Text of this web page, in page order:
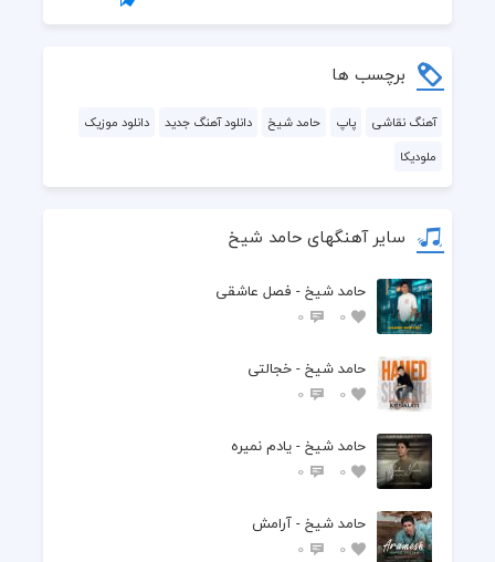
برچسب ها
آهنگ نقاشی پاپ حامد شیخ دانلود آهنگ جدید
دانلود موزیک
ملودیکا
سایر آهنگهای حامد شیخ
حامد شیخ - فصل عاشقی
0
0
حامد شیخ - خجالتی
0
0
حامد شیخ - یادم نمیره
0
0
حامد شیخ - آرامش
0
0